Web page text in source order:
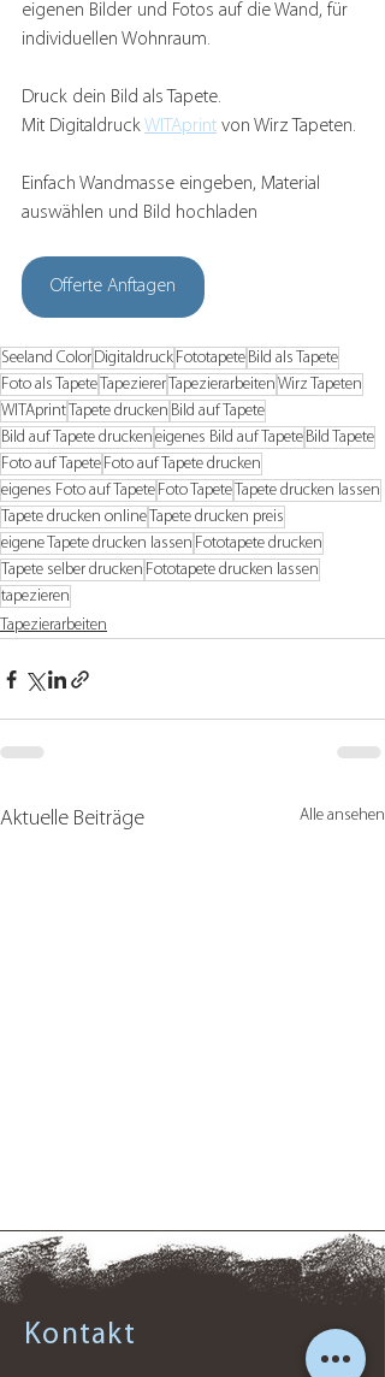
eigenen Bilder und Fotos auf die Wand, für
individuellen Wohnraum.
Druck dein Bild als Tapete.
Mit Digitaldruck WITAprint von Wirz Tapeten.
Einfach Wandmasse eingeben, Material
auswählen und Bild hochladen
Offerte Anftagen
Seeland Color Digitaldruck Fototapete Bild als Tapete
Foto als Tapete Tapezierer Tapezierarbeiten Wirz Tapeten
WITAprint Tapete drucken Bild auf Tapete
Bild auf Tapete drucken eigenes Bild auf Tapete Bild Tapete
Foto auf Tapete Foto auf Tapete drucken
eigenes Foto auf Tapete Foto Tapete Tapete drucken lassen
Tapete drucken online Tapete drucken preis
eigene Tapete drucken lassen Fototapete drucken
Tapete selber drucken Fototapete drucken lassen
tapezieren
Tapezierarbeiten
Aktuelle Beiträge Alle ansehen
Kontakt